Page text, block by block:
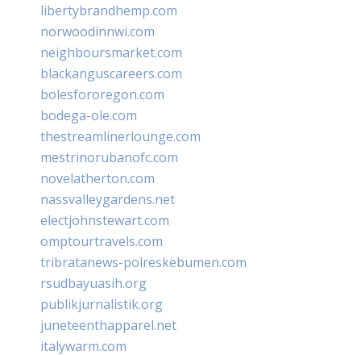
libertybrandhemp.com
norwoodinnwi.com
neighboursmarket.com
blackanguscareers.com
bolesfororegon.com
bodega-ole.com
thestreamlinerlounge.com
mestrinorubanofc.com
novelatherton.com
nassvalleygardens.net
electjohnstewart.com
omptourtravels.com
tribratanews-polreskebumen.com
rsudbayuasih.org
publikjurnalistik.org
juneteenthapparel.net
italywarm.com